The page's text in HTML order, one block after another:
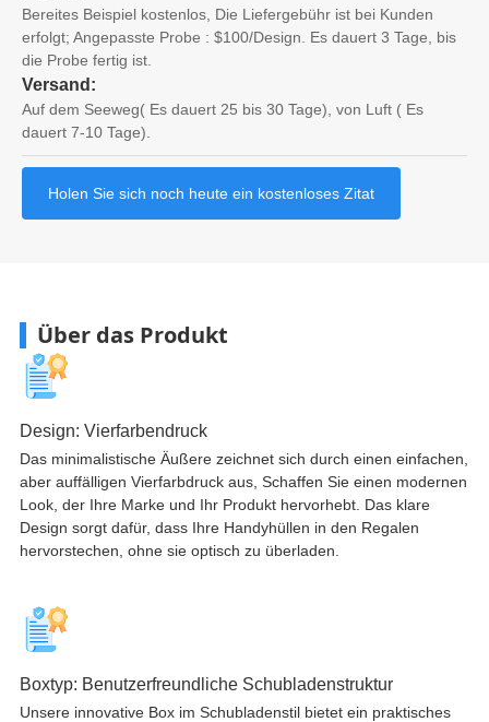
Bereites Beispiel kostenlos, Die Liefergebühr ist bei Kunden
erfolgt; Angepasste Probe : $100/Design. Es dauert 3 Tage, bis
die Probe fertig ist.
Versand:
Auf dem Seeweg( Es dauert 25 bis 30 Tage), von Luft ( Es
dauert 7-10 Tage).
Holen Sie sich noch heute ein kostenloses Zitat
Über das Produkt
Design: Vierfarbendruck
Das minimalistische Äußere zeichnet sich durch einen einfachen,
aber auffälligen Vierfarbdruck aus, Schaffen Sie einen modernen
Look, der Ihre Marke und Ihr Produkt hervorhebt. Das klare
Design sorgt dafür, dass Ihre Handyhüllen in den Regalen
hervorstechen, ohne sie optisch zu überladen.​
Boxtyp: Benutzerfreundliche Schubladenstruktur
Unsere innovative Box im Schubladenstil bietet ein praktisches